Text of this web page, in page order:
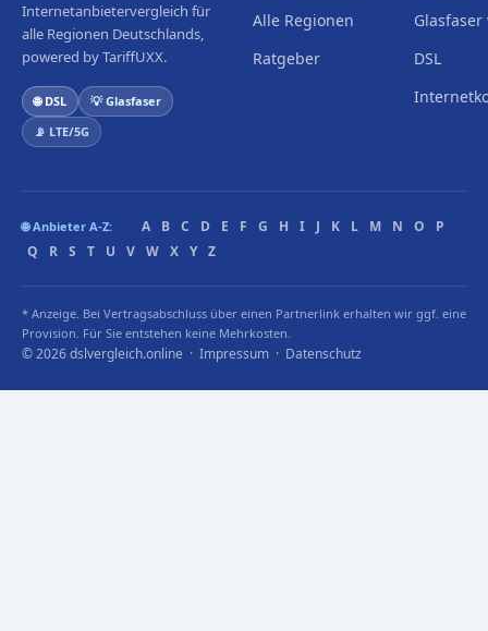
Internetanbietervergleich für
alle Regionen Deutschlands,
powered by TariffUXX.
🌐 DSL
💡 Glasfaser
📡 LTE/5G
Alle Regionen
Ratgeber
Glasfaser
DSL
🌐 Anbieter A-Z: A B C D E F G H I J K L M N O
P
Q
R S T U V W X Y Z
* Anzeige. Bei Vertragsabschluss über einen Partnerlink erhalten wir ggf. eine
Provision. Für Sie entstehen keine Mehrkosten.
© 2026 dslvergleich.online · Impressum · Datenschutz